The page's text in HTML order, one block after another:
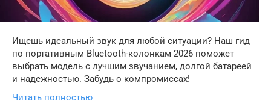
Ищешь идеальный звук для любой ситуации? Наш гид
по портативным Bluetooth-колонкам 2026 поможет
выбрать модель с лучшим звучанием, долгой батареей
и надежностью. Забудь о компромиссах!
Читать полностью